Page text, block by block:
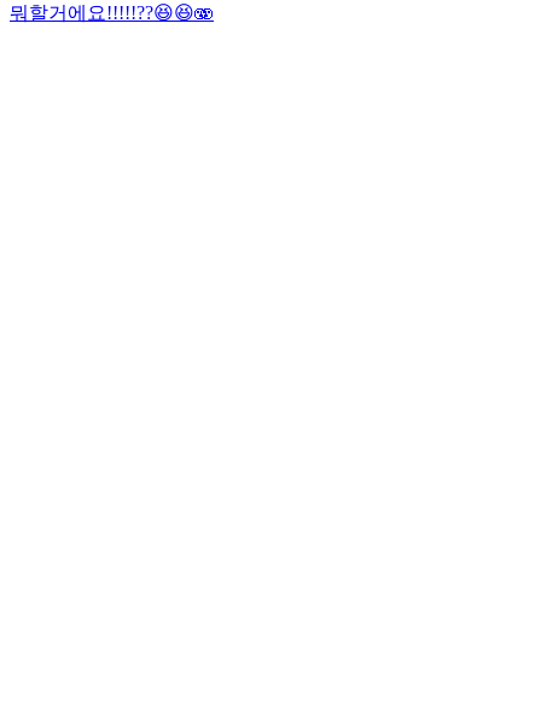
뭐할거에요!!!!!??😆😆🫨